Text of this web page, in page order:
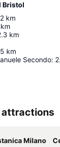
Bristol
km
km
km
km
Secondo:
attractions
Milano